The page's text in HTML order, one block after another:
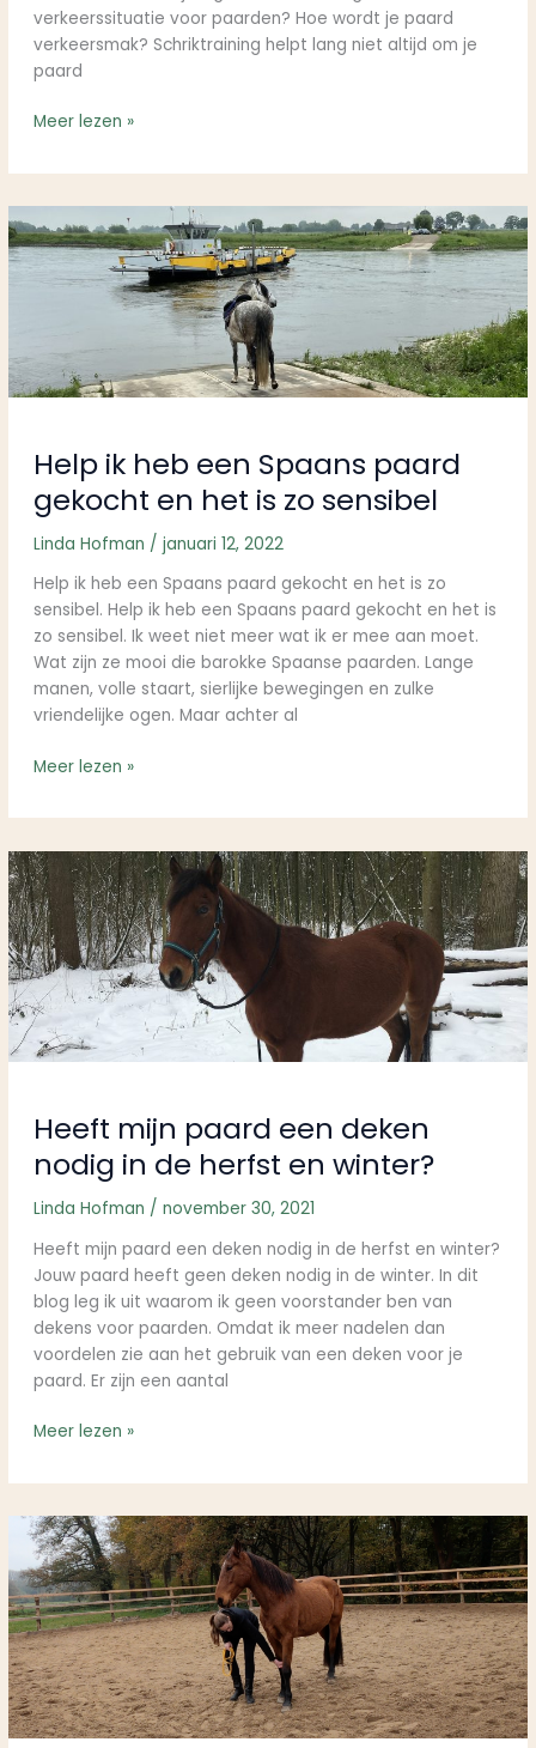
verkeerssituatie voor paarden? Hoe wordt je paard
verkeersmak? Schriktraining helpt lang niet altijd om je
paard
Meer lezen »
Help ik heb een Spaans paard
gekocht en het is zo sensibel
Linda Hofman / januari 12, 2022
Help ik heb een Spaans paard gekocht en het is zo
sensibel. Help ik heb een Spaans paard gekocht en het is
zo sensibel. Ik weet niet meer wat ik er mee aan moet.
Wat zijn ze mooi die barokke Spaanse paarden. Lange
manen, volle staart, sierlijke bewegingen en zulke
vriendelijke ogen. Maar achter al
ik
paard
gekocht
en
is
zo
sensibel
Meer lezen »
Heeft mijn paard een deken
nodig in de herfst en winter?
Linda Hofman / november 30, 2021
Heeft mijn paard een deken nodig in de herfst en winter?
Jouw paard heeft geen deken nodig in de winter. In dit
blog leg ik uit waarom ik geen voorstander ben van
dekens voor paarden. Omdat ik meer nadelen dan
voordelen zie aan het gebruik van een deken voor je
paard. Er zijn een aantal
Heeft
mijn
paard
een
deken
nodig
in
de
winter?
Meer lezen »
Hoe
desensibiliseer
ik
mijn
paard?